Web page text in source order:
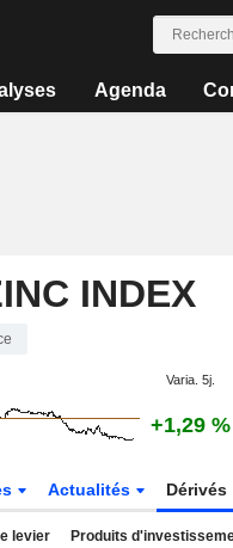
Agenda
INDEX
Varia. 5j.
+1,29 %
Actualités Dérivés
levier Produits